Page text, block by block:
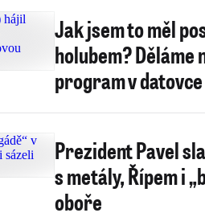
Jak jsem to měl
holubem? Děláme
program v datovce
Prezident Pavel
s metály, Řípem i
oboře